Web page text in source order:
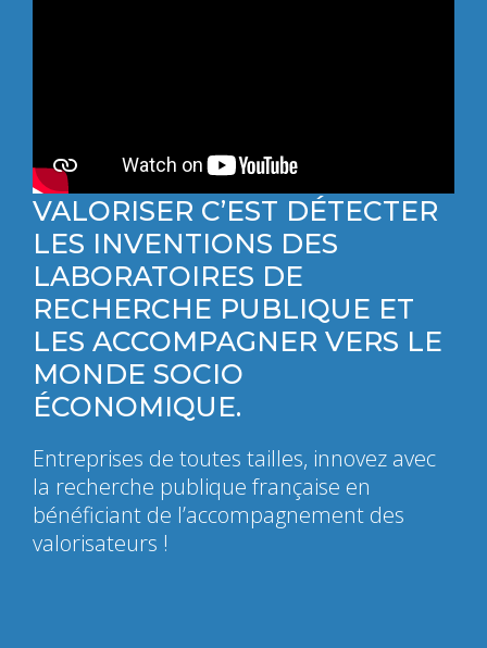
VALORISER C’EST DÉTECTER
LES INVENTIONS DES
LABORATOIRES DE
RECHERCHE PUBLIQUE ET
LES ACCOMPAGNER VERS LE
MONDE SOCIO
ÉCONOMIQUE.
Entreprises de toutes tailles, innovez avec
la recherche publique française en
bénéficiant de l’accompagnement des
valorisateurs !